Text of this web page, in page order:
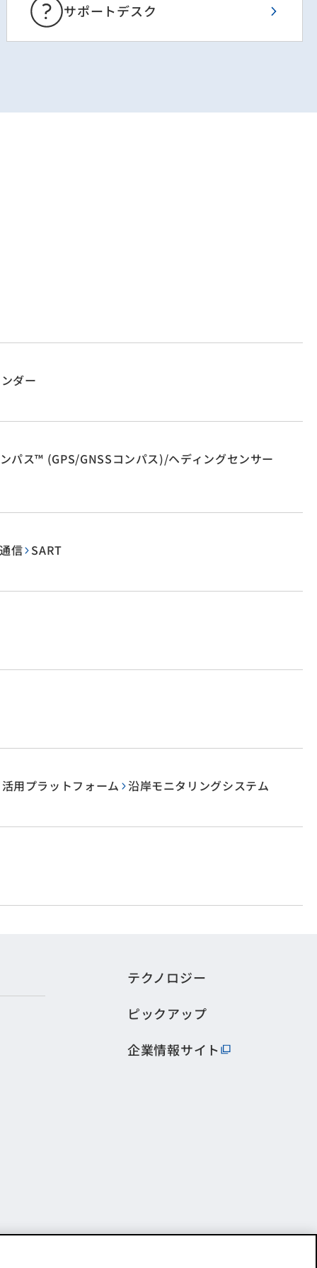
サポートデスク
ダー
パス™ (GPS/GNSSコンパス)/ヘディングセンサー
信 SART
用プラットフォーム 沿岸モニタリングシステム
テクノロジー
ピックアップ
企業情報サイト